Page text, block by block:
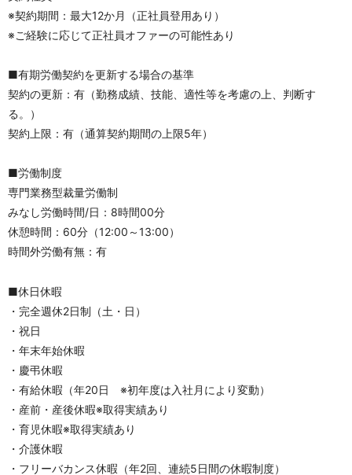
※契約期間：最大12か月（正社員登用あり）
※ご経験に応じて正社員オファーの可能性あり
■有期労働契約を更新する場合の基準
契約の更新：有（勤務成績、技能、適性等を考慮の上、判断す
る。）
契約上限：有（通算契約期間の上限5年）
■労働制度
専門業務型裁量労働制
みなし労働時間/日：8時間00分
休憩時間：60分（12:00～13:00）
時間外労働有無：有
■休日休暇
・完全週休2日制（土・日）
・祝日
・年末年始休暇
・慶弔休暇
・有給休暇（年20日　※初年度は入社月により変動）
・産前・産後休暇※取得実績あり
・育児休暇※取得実績あり
・介護休暇
・フリーバカンス休暇（年2回、連続5日間の休暇制度）